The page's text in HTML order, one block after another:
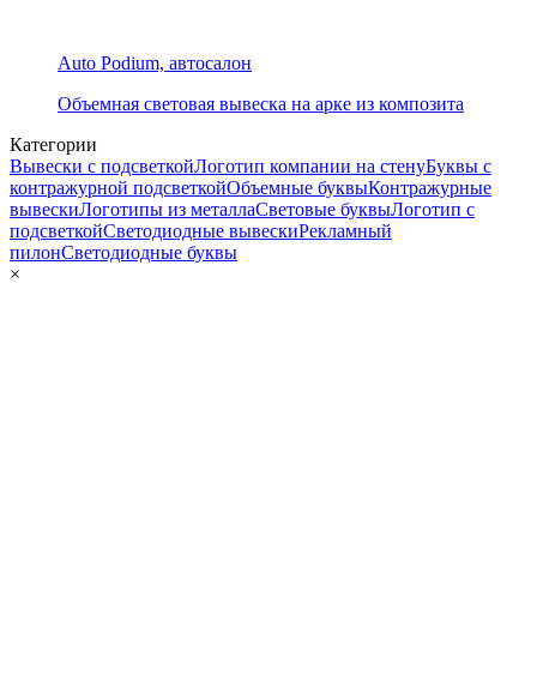
Auto Podium, автосалон
Объемная световая вывеска на арке из композита
Категории
Вывески с подсветкойЛоготип компании на стенуБуквы с
контражурной подсветкойОбъемные буквыКонтражурные
вывескиЛоготипы из металлаСветовые буквыЛоготип с
подсветкойСветодиодные вывескиРекламный
пилонСветодиодные буквы
×